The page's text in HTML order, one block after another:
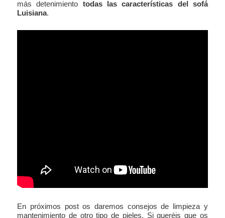
más detenimiento todas las características del sofá
Luisiana.
En próximos post os daremos consejos de limpieza y
mantenimiento de otro tipo de pieles. Si queréis que os